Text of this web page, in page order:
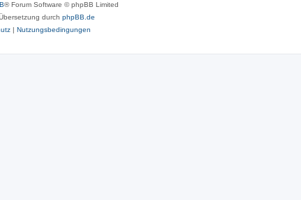
® Forum Software © phpBB Limited
durch phpBB.de
| Nutzungsbedingungen